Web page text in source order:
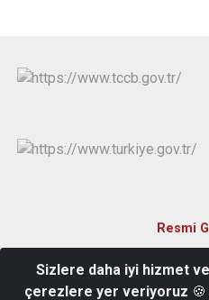
Resmi
Meydan Mahallesi Hürriyet
Sizlere daha iyi hizmet
çerezlere yer veriyoruz